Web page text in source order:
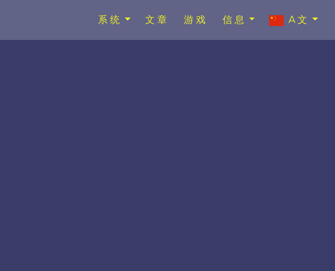
系统 文章 游戏 信息 A文